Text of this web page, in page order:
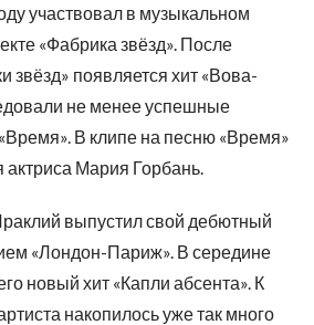
участвовал в музыкальном
«Фабрика звёзд». После
звёзд» появляется хит «Вова-
не менее успешные
В клипе на песню «Время»
актриса Мария Горбань.
выпустил свой дебютный
«Лондон-Париж». В середине
новый хит «Капли абсента». К
накопилось уже так много